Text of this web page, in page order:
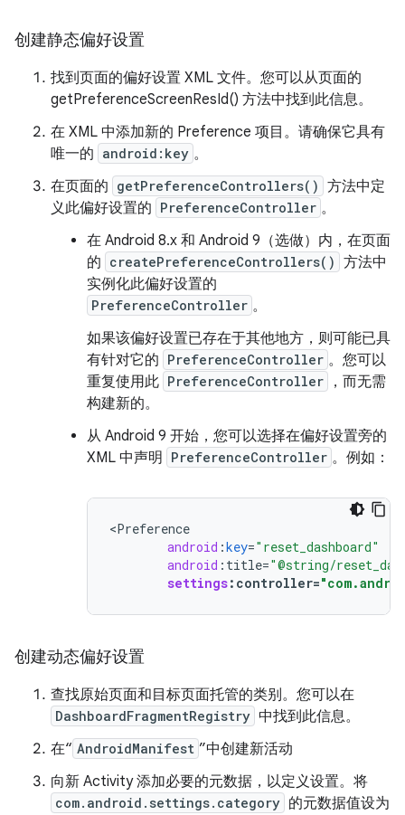
创建静态偏好设置
找到页面的偏好设置 XML 文件。您可以从页面的
getPreferenceScreenResId() 方法中找到此信息。
在 XML 中添加新的 Preference 项目。请确保它具有
唯一的 android:key 。
在页面的 getPreferenceControllers() 方法中定
义此偏好设置的 PreferenceController 。
在 Android 8.x 和 Android 9（选做）内，在页面
的 createPreferenceControllers() 方法中
实例化此偏好设置的
PreferenceController 。
如果该偏好设置已存在于其他地方，则可能已具
有针对它的 PreferenceController 。您可以
重复使用此 PreferenceController
，而无需
构建新的。
从 Android 9 开始，您可以选择在偏好设置旁的
XML 中声明
PreferenceController 。例如：
<Preference
android :key="reset_dashboard"
android : title="@string/
settings: controller=
创建动态偏好设置
查找原始页面和目标页面托管的类别。您可以在
DashboardFragmentRegistry 中找到此信息。
在“ AndroidManifest ”中创建新活动
向新 Activity 添加必要的元数据，以定义设置。将
com.android.settings.category 的元数据值设为